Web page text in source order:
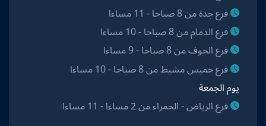
فرع جدة من 8 صباحا - 11 مساءا
فرع الدمام من 8 صباحا - 10 مساءا
فرع الجوف من 8 صباحا - 9 مساءا
فرع خميس مشيط من 8 صباحا - 10 مساءا
يوم الجمعة
فرع الرياض - الحمراء من 2 مساءا - 11 مساءا